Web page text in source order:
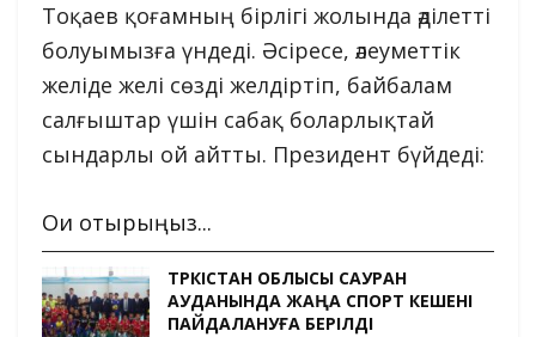
Тоқаев қоғамның бірлігі жолында әділетті
болуымызға үндеді. Әсіресе, әлеуметтік
желіде желі сөзді желдіртіп, байбалам
салғыштар үшін сабақ боларлықтай
сындарлы ой айтты. Президент бүйдеді:
Оқи отырыңыз...
ТҮРКІСТАН ОБЛЫСЫ САУРАН
АУДАНЫНДА ЖАҢА СПОРТ КЕШЕНІ
ПАЙДАЛАНУҒА БЕРІЛДІ